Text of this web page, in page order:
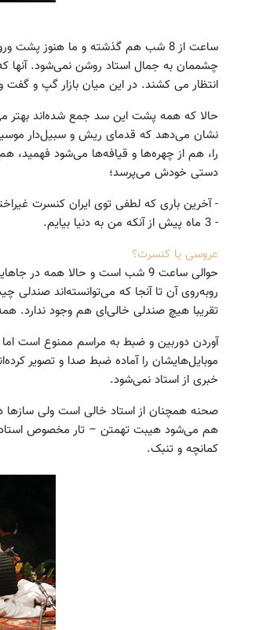
ساعت از 8 شب هم گذشته و ما هنوز
چشممان به جمال استاد روشن نمی‌شود. آنها که
انتظار می کشند. در این میان بازار گپ و
حالا که همه پشت این سد جمع شده‌اند بهتر
نشان می‌دهد که قدمای ریش و سبیل‌دار
را، هم از چهره‌ها و قیافه‌ها می‌شود
دستی خودش می‌پرسد؛
- آخرین باری که لطفی توی ایران کنسرت
- 3 ماه پیش از آنکه من به دنیا بیایم.
عروسی یا کنسرت؟
حوالی ساعت 9 شب است و حالا
روبه‌روی آن تا آنجا که می‌توانسته‌اند
تقریبا هیچ صندلی خالی‌ای هم وجود ندارد. همه کیپ تا
آوردن دوربین و ضبط به مراسم ممنوع است
موبایل‌هایشان را آماده ضبط صدا و تصویر
خبری از استاد نمی‌شود.
صحنه همچنان از استاد خالی است ولی
هم می‌شود هیبت تهمتن – تار مخصوص استاد
کمانچه و تنبک.